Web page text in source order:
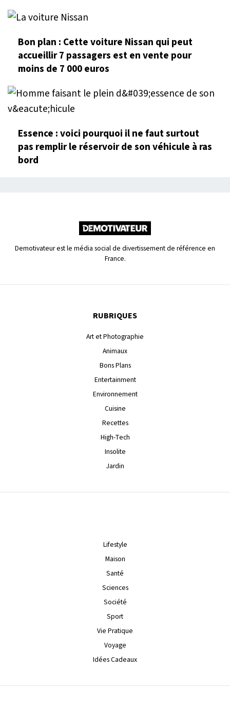
Bon plan : Cette voiture Nissan qui peut
accueillir 7 passagers est en vente pour
moins de 7 000 euros
Essence : voici pourquoi il ne faut surtout
pas remplir le réservoir de son véhicule à ras
bord
Demotivateur est le média social de divertissement de référence en
France.
RUBRIQUES
Art et Photographie
Animaux
Bons Plans
Entertainment
Environnement
Cuisine
Recettes
High-Tech
Insolite
Jardin
Lifestyle
Maison
Santé
Sciences
Société
Sport
Vie Pratique
Voyage
Idées Cadeaux